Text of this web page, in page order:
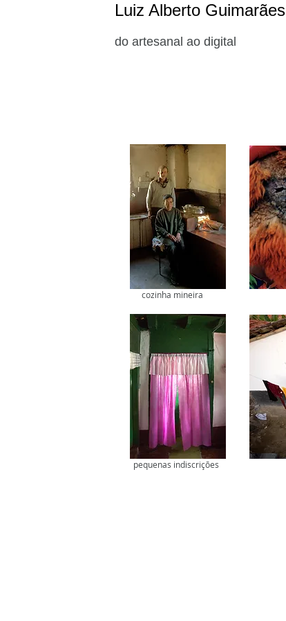
Luiz Alberto Guimarães
do artesanal ao digital
cozinha mineira
pequenas indiscrições